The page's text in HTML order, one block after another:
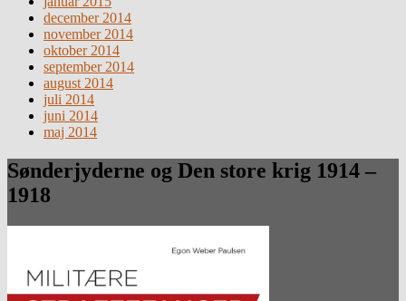
december 2014
november 2014
oktober 2014
september 2014
august 2014
juli 2014
juni 2014
maj 2014
Sønderjyderne og Den store krig 1914 –
1918